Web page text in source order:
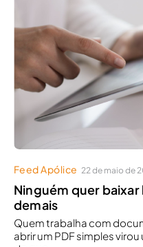
Feed Apólice 22 de maio de
Ninguém quer
demais
Quem trabalha com
abrir um PDF simples